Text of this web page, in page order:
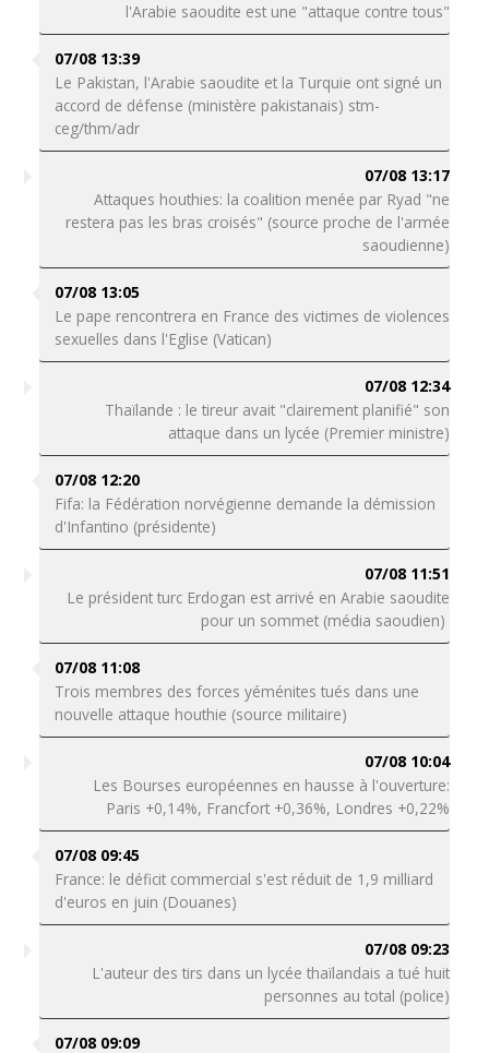
l'Arabie saoudite est une "attaque contre tous"
07/08 13:39
Le Pakistan, l'Arabie saoudite et la Turquie ont signé un
accord de défense (ministère pakistanais) stm-
ceg/thm/adr
07/08 13:17
Attaques houthies: la coalition menée par Ryad "ne
restera pas les bras croisés" (source proche de l'armée
saoudienne)
07/08 13:05
Le pape rencontrera en France des victimes de violences
sexuelles dans l'Eglise (Vatican)
07/08 12:34
Thaïlande : le tireur avait "clairement planifié" son
attaque dans un lycée (Premier ministre)
07/08 12:20
Fifa: la Fédération norvégienne demande la démission
d'Infantino (présidente)
07/08 11:51
Le président turc Erdogan est arrivé en Arabie saoudite
pour un sommet (média saoudien)
07/08 11:08
Trois membres des forces yéménites tués dans une
nouvelle attaque houthie (source militaire)
07/08 10:04
Les Bourses européennes en hausse à l'ouverture:
Paris +0,14%, Francfort +0,36%, Londres +0,22%
07/08 09:45
France: le déficit commercial s'est réduit de 1,9 milliard
d'euros en juin (Douanes)
07/08 09:23
L'auteur des tirs dans un lycée thaïlandais a tué huit
personnes au total (police)
07/08 09:09